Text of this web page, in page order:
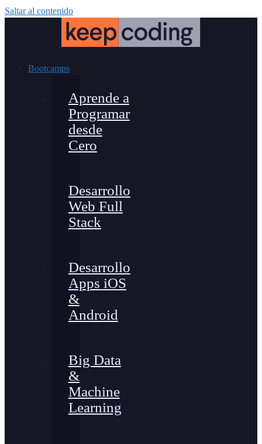
Saltar al contenido
Bootcamps
Aprende a
Programar
desde
Cero
Desarrollo
Web Full
Stack
Desarrollo
Apps iOS
&
Android
Big Data
&
Machine
Learning